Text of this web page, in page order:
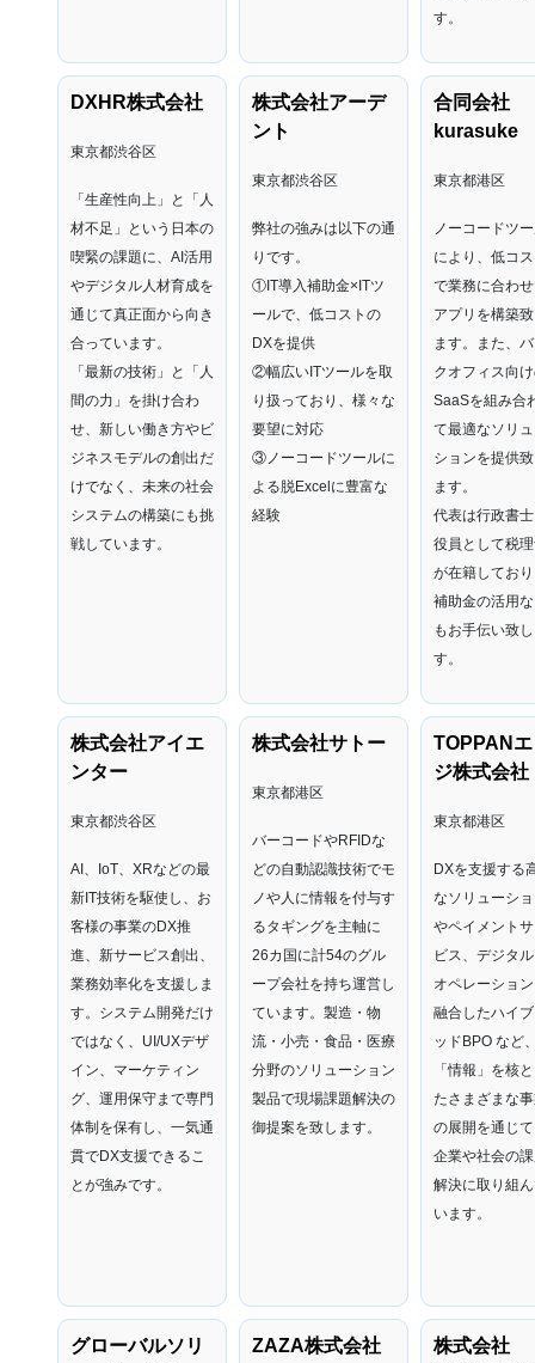
す。
DXHR株式会社
東京都渋谷区
「生産性向上」と「人
材不足」という日本の
喫緊の課題に、AI活用
やデジタル人材育成を
通じて真正面から向き
合っています。
「最新の技術」と「人
間の力」を掛け合わ
せ、新しい働き方やビ
ジネスモデルの創出だ
けでなく、未来の社会
システムの構築にも挑
戦しています。
株式会社アーデ
ント
東京都渋谷区
弊社の強みは以下の通
りです。
①IT導入補助金×ITツ
ールで、低コストの
DXを提供
②幅広いITツールを取
り扱っており、様々な
要望に対応
③ノーコードツールに
よる脱Excelに豊富な
経験
合同会社
kurasuke
東京都港区
ノーコードツ
により、低コ
で業務に合わ
アプリを構築
ます。また、
クオフィス向
SaaSを組み合
て最適なソリ
ションを提供
ます。
代表は行政書
役員として税
が在籍してお
補助金の活用
もお手伝い致
す。
株式会社アイエ
ンター
東京都渋谷区
AI、IoT、XRなどの最
新IT技術を駆使し、お
客様の事業のDX推
進、新サービス創出、
業務効率化を支援しま
す。システム開発だけ
ではなく、UI/UXデザ
イン、マーケティン
グ、運用保守まで専門
体制を保有し、一気通
貫でDX支援できるこ
とが強みです。
株式会社サトー
東京都港区
バーコードやRFIDな
どの自動認識技術でモ
ノや人に情報を付与す
るタギングを主軸に
26カ国に計54のグル
ープ会社を持ち運営し
ています。製造・物
流・小売・食品・医療
分野のソリューション
製品で現場課題解決の
御提案を致します。
TOPPAN
ジ株式会社
東京都港区
DXを支援する
なソリューシ
やペイメント
ビス、デジタ
オペレーショ
融合したハイ
ッドBPO など
「情報」を核
たさまざまな
の展開を通じ
企業や社会の
解決に取り組
います。
グローバルソリ
ZAZA株式会社
株式会社